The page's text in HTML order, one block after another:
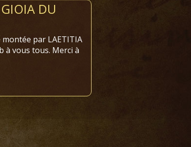
DU
par LAETITIA
à vous tous. Merci à